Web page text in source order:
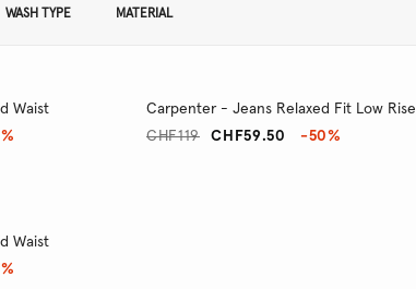
WASH TYPE MATERIAL
Waist
Carpenter - Jeans Relaxed Fit Low Rise
CHF59.50
CHF119 -50%
Waist